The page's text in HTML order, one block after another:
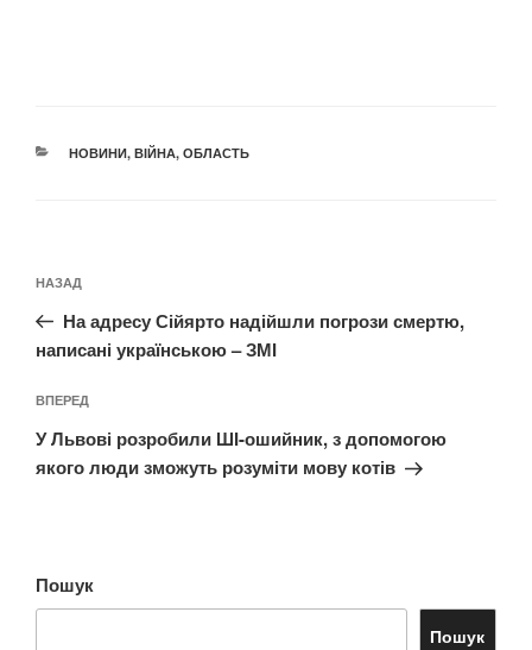
КАТЕГОРІЇ
НОВИНИ, ВІЙНА, ОБЛАСТЬ
записів
Попередній
запис:
НАЗАД
На адресу Сійярто надійшли погрози смертю,
написані українською – ЗМІ
Наступний
запис
ВПЕРЕД
У Львові розробили ШІ-ошийник, з допомогою
якого люди зможуть розуміти мову котів
Пошук
Пошук